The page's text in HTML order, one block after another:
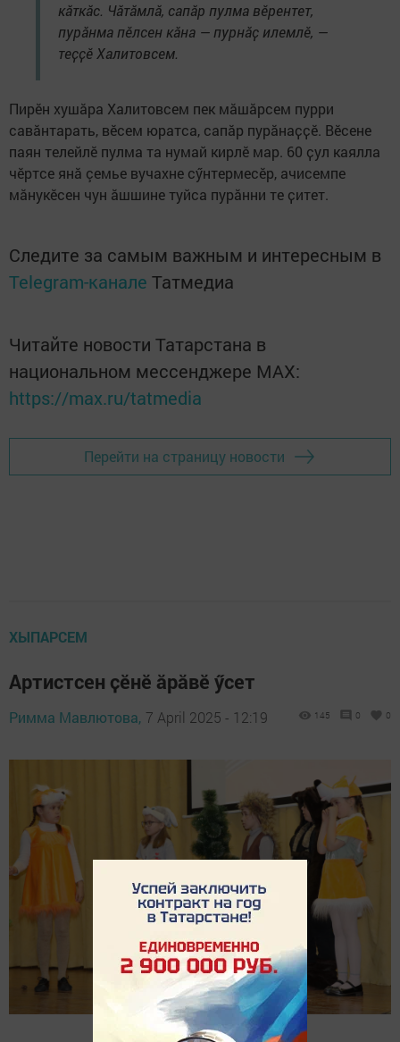
кӑткӑс. Чӑтӑмлӑ, сапăр пулма вӗрентет,
пурăнма пӗлсен кăна — пурнӑҫ илемлӗ, —
теҫҫӗ Халитовсем.
Пирӗн хушӑра Халитовсем пек мӑшӑрсем пурри
савӑнтарать, вӗсем юратса, сапăр пурӑнаҫҫӗ. Вӗсене
паян телейлӗ пулма та нумай кирлӗ мар. 60 ҫул каялла
чӗртсе янӑ çемье вучахне сӳнтермесӗр, ачисемпе
мӑнукӗсен чун ӑшшине туйса пурăнни те ҫитет.
Следите за самым важным и интересным в
Telegram-канале Татмедиа
Читайте новости Татарстана в
национальном мессенджере MАХ:
https://max.ru/tatmedia
Перейти на страницу новости
ХЫПАРСЕМ
Артистсен ҫӗнӗ ӑрӑвӗ ӳсет
Римма Мавлютова, 7 April 2025 - 12:19 145 0 0